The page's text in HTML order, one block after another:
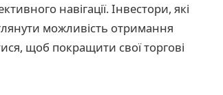
навігації. Інвестори, які
можливість отримання
щоб покращити свої торгові